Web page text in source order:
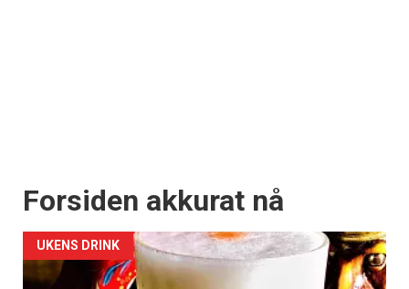
Forsiden akkurat nå
UKENS DRINK